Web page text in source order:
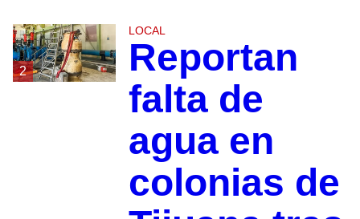
2
LOCAL
Reportan
falta de
agua en
colonias de